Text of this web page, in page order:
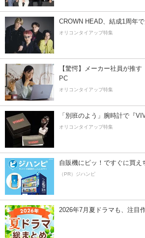
CROWN HEAD、結成1周年
オリコンタイアップ特集
【驚愕】メーカー社員が推
PC
オリコンタイアップ特集
「別班のよう」腕時計で『
オリコンタイアップ特集
自販機にピッ！ですぐに買え
（PR）ジハンピ
2026年7月夏ドラマも、注目